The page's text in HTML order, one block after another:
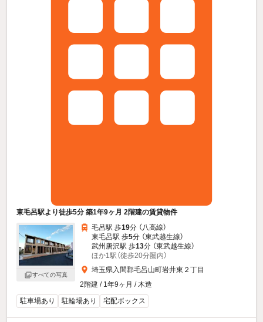
東毛呂駅より徒歩5分 築1年9ヶ月 2階建の賃貸物件
すべての写真
毛呂駅 歩19分 （八高線）
東毛呂駅 歩5分 （東武越生線）
武州唐沢駅 歩13分 （東武越生線）
ほか1駅（徒歩20分圏内）
埼玉県入間郡毛呂山町岩井東２丁目
2階建 / 1年9ヶ月 / 木造
駐車場あり
駐輪場あり 宅配ボックス